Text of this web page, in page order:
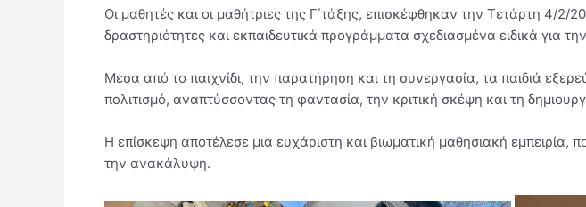
Οι μαθητές και οι μαθήτριες της Γ΄τάξης, επισκέφθηκαν την Τετάρτη 4/2/
δραστηριότητες και εκπαιδευτικά προγράμματα σχεδιασμένα ειδικά για
Μέσα από το παιχνίδι, την παρατήρηση και τη συνεργασία, τα παιδιά
πολιτισμό, αναπτύσσοντας τη φαντασία, την κριτική σκέψη και τη
Η επίσκεψη αποτέλεσε μια ευχάριστη και βιωματική μαθησιακή
την ανακάλυψη.